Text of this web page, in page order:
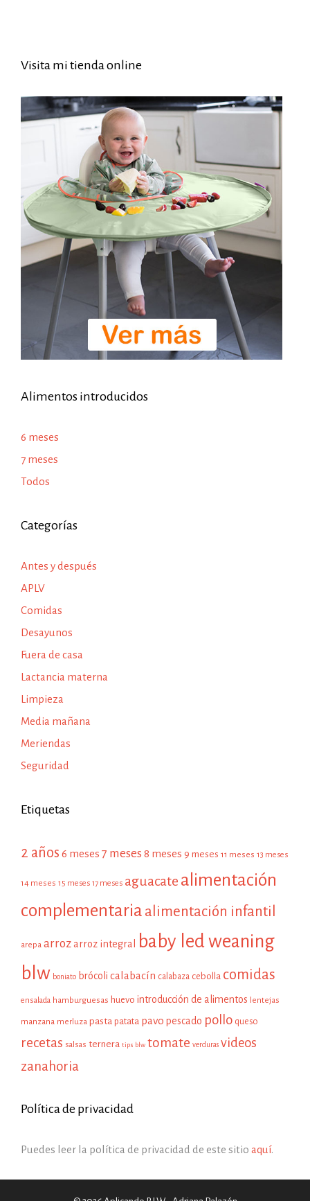
Visita mi tienda online
Alimentos introducidos
6 meses
7 meses
Todos
Categorías
Antes y después
APLV
Comidas
Desayunos
Fuera de casa
Lactancia materna
Limpieza
Media mañana
Meriendas
Seguridad
Etiquetas
2 años 6 meses 7 meses 8 meses 9 meses 11 meses 13 meses
14 meses 15 meses 17 meses aguacate alimentación
complementaria alimentación infantil
arepa arroz arroz integral
baby led weaning
blw boniato brócoli calabacín calabaza cebolla comidas
ensalada hamburguesas huevo introducción de alimentos lentejas
manzana merluza pasta patata pavo pescado pollo queso
recetas salsas ternera tips blw tomate verduras videos
zanahoria
Política de privacidad
Puedes leer la política de privacidad de este sitio aquí.